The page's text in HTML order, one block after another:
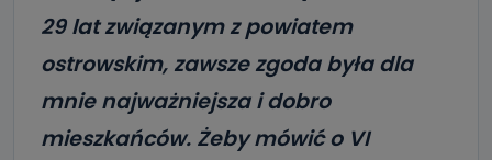
29 lat związanym z powiatem
ostrowskim, zawsze zgoda była dla
mnie najważniejsza i dobro
mieszkańców. Żeby mówić o VI